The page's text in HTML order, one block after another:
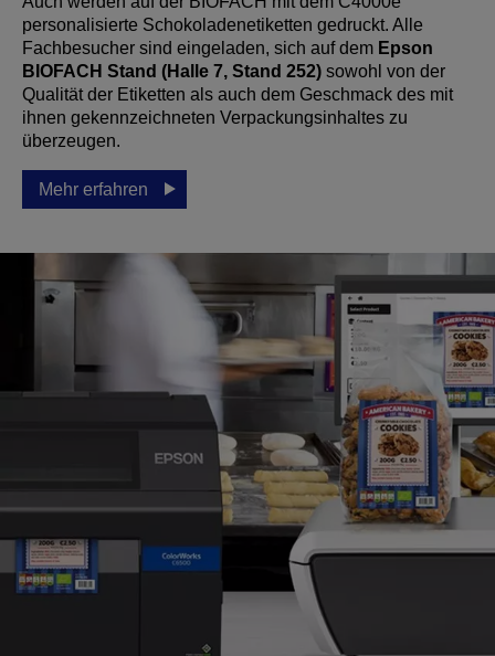
personalisierte Schokoladenetiketten gedruckt. Alle
Fachbesucher sind eingeladen, sich auf dem Epson
BIOFACH Stand (Halle 7, Stand 252) sowohl von der
Qualität der Etiketten als auch dem Geschmack des mit
ihnen gekennzeichneten Verpackungsinhaltes zu
überzeugen.
Mehr erfahren